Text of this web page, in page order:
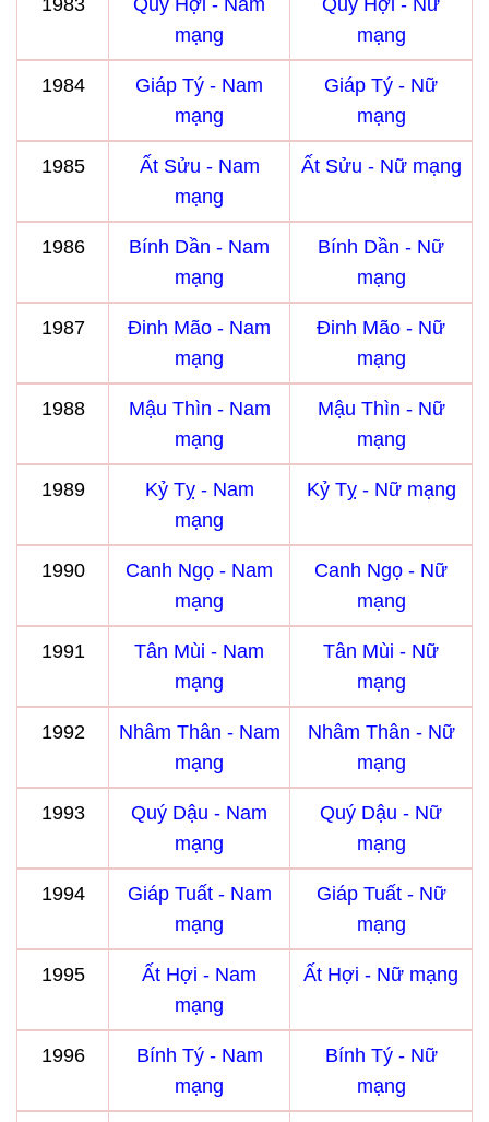
1983
Quý Hợi - Nam
mạng
Quý Hợi - Nữ
mạng
1984
Giáp Tý - Nam
mạng
Giáp Tý - Nữ
mạng
1985
Ất Sửu - Nam
mạng
Ất Sửu - Nữ mạng
1986
Bính Dần - Nam
mạng
Bính Dần - Nữ
mạng
1987
Đinh Mão - Nam
mạng
Đinh Mão - Nữ
mạng
1988
Mậu Thìn - Nam
mạng
Mậu Thìn - Nữ
mạng
1989
Kỷ Tỵ - Nam
mạng
Kỷ Tỵ - Nữ mạng
1990
Canh Ngọ - Nam
mạng
Canh Ngọ - Nữ
mạng
1991
Tân Mùi - Nam
mạng
Tân Mùi - Nữ
mạng
1992
Nhâm Thân - Nam
mạng
Nhâm Thân - Nữ
mạng
1993
Quý Dậu - Nam
mạng
Quý Dậu - Nữ
mạng
1994
Giáp Tuất - Nam
mạng
Giáp Tuất - Nữ
mạng
1995
Ất Hợi - Nam
mạng
Ất Hợi - Nữ mạng
1996
Bính Tý - Nam
mạng
Bính Tý - Nữ
mạng